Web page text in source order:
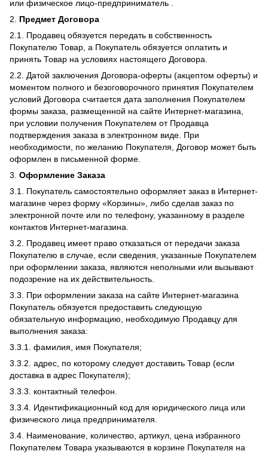
или физическое лицо-предприниматель .
2. Предмет Договора
2.1. Продавец обязуется передать в собственность
Покупателю Товар, а Покупатель обязуется оплатить и
принять Товар на условиях настоящего Договора.
2.2. Датой заключения Договора-оферты (акцептом оферты) и
моментом полного и безоговорочного принятия Покупателем
условий Договора считается дата заполнения Покупателем
формы заказа, размещенной на сайте Интернет-магазина,
при условии получения Покупателем от Продавца
подтверждения заказа в электронном виде. При
необходимости, по желанию Покупателя, Договор может быть
оформлен в письменной форме.
3. Оформление Заказа
3.1. Покупатель самостоятельно оформляет заказ в Интернет-
магазине через форму «Корзины», либо сделав заказ по
электронной почте или по телефону, указанному в разделе
контактов Интернет-магазина.
3.2. Продавец имеет право отказаться от передачи заказа
Покупателю в случае, если сведения, указанные Покупателем
при оформлении заказа, являются неполными или вызывают
подозрение на их действительность.
3.3. При оформлении заказа на сайте Интернет-магазина
Покупатель обязуется предоставить следующую
обязательную информацию, необходимую Продавцу для
выполнения заказа:
3.3.1. фамилия, имя Покупателя;
3.3.2. адрес, по которому следует доставить Товар (если
доставка в адрес Покупателя);
3.3.3. контактный телефон.
3.3.4. Идентификационный код для юридического лица или
физического лица предпринимателя.
3.4. Наименование, количество, артикул, цена избранного
Покупателем Товара указываются в корзине Покупателя на